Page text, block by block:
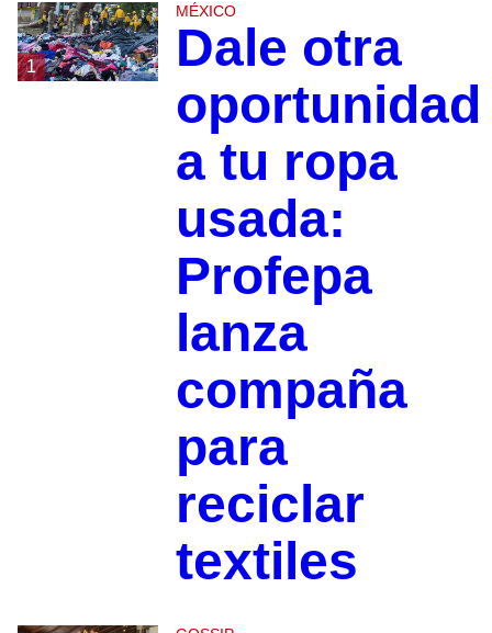
1
MÉXICO
Dale otra
oportunidad
a tu ropa
usada:
Profepa
lanza
compaña
para
reciclar
textiles